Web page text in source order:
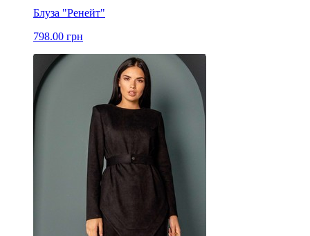
Блуза "Ренейт"
798.00 грн